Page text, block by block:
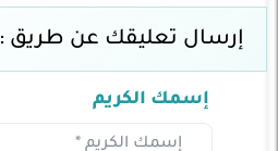
إرسال تعليقك عن طريق :
إسمك الكريم